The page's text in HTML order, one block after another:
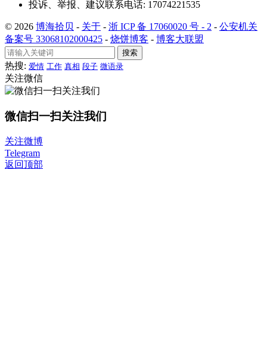
投诉、举报、建议联系电话: 17074221535
© 2026 博海拾贝 - 关于 - 浙 ICP 备 17060020 号 - 2 - 公安机关
备案号 33068102000425 - 烧饼博客 - 博客大联盟
搜索
热搜: 爱情 工作 真相 段子 微语录
关注微信
微信扫一扫关注我们
关注微博
Telegram
返回顶部